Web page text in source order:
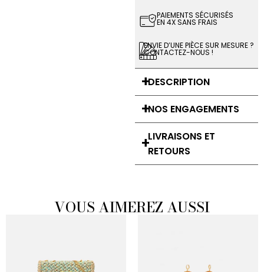
PAIEMENTS SÉCURISÉS
EN 4X SANS FRAIS
ENVIE D’UNE PIÈCE SUR MESURE ?
CONTACTEZ-NOUS !
DESCRIPTION
NOS ENGAGEMENTS
LIVRAISONS ET
RETOURS
VOUS AIMEREZ AUSSI